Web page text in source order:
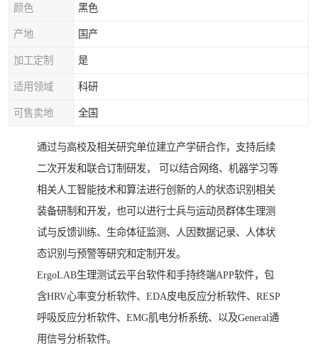
颜色 黑色
产地 国产
加工定制 是
适用领域 科研
可售卖地 全国
通过与高校及相关研究单位建立产学研合作，支持后续
二次开发和联合订制研发， 可以结合网络、机器学习等
相关人工智能技术和算法进行创新的人的状态识别相关
装备研制和开发，也可以进行士兵与运动员群体生理测
试与反馈训练、生命体征监测、人因数据记录、人体状
态识别与预警等研究和定制开发。
ErgoLAB生理测试云平台软件和手持终端APP软件，包
含HRV心率变分析软件、EDA皮电反应分析软件、RESP
呼吸反应分析软件、EMG肌电分析系统、以及General通
用信号分析软件。